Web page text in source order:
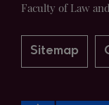
Faculty of Law
Sitemap